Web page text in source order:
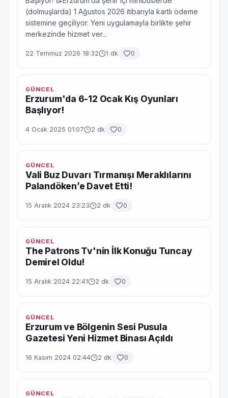
(dolmuşlarda) 1 Ağustos 2026 itibarıyla kartlı ödeme
sistemine geçiliyor. Yeni uygulamayla birlikte şehir
merkezinde hizmet ver...
22 Temmuz 2026 18:32 1 dk 0
GÜNCEL
Erzurum'da 6-12 Ocak Kış Oyunları
Başlıyor!
4 Ocak 2025 01:07 2 dk 0
GÜNCEL
Vali Buz Duvarı Tırmanışı Meraklılarını
Palandöken’e Davet Etti!
15 Aralık 2024 23:23 2 dk 0
GÜNCEL
The Patrons Tv'nin İlk Konuğu Tuncay
Demirel Oldu!
15 Aralık 2024 22:41 2 dk 0
GÜNCEL
Erzurum ve Bölgenin Sesi Pusula
Gazetesi Yeni Hizmet Binası Açıldı
16 Kasım 2024 02:44 2 dk 0
GÜNCEL